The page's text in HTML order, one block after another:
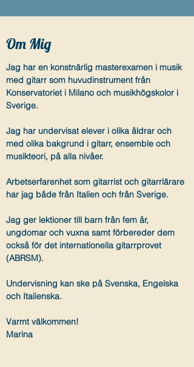
Om Mig
Jag har en konstnärlig masterexamen i musik
med gitarr som huvudinstrument från
Konservatoriet i Milano och musikhögskolor i
Sverige.
Jag har undervisat elever i olika åldrar och
med olika bakgrund i gitarr, ensemble och
musikteori, på alla nivåer.
Arbetserfarenhet som gitarrist och gitarrlärare
har jag både från Italien och från Sverige.
Jag ger lektioner till barn från fem år,
ungdomar och vuxna samt förbereder dem
också för det internationella gitarrprovet
(ABRSM).
Undervisning kan ske på Svenska, Engelska
och Italienska.
Varmt välkommen!
Marina